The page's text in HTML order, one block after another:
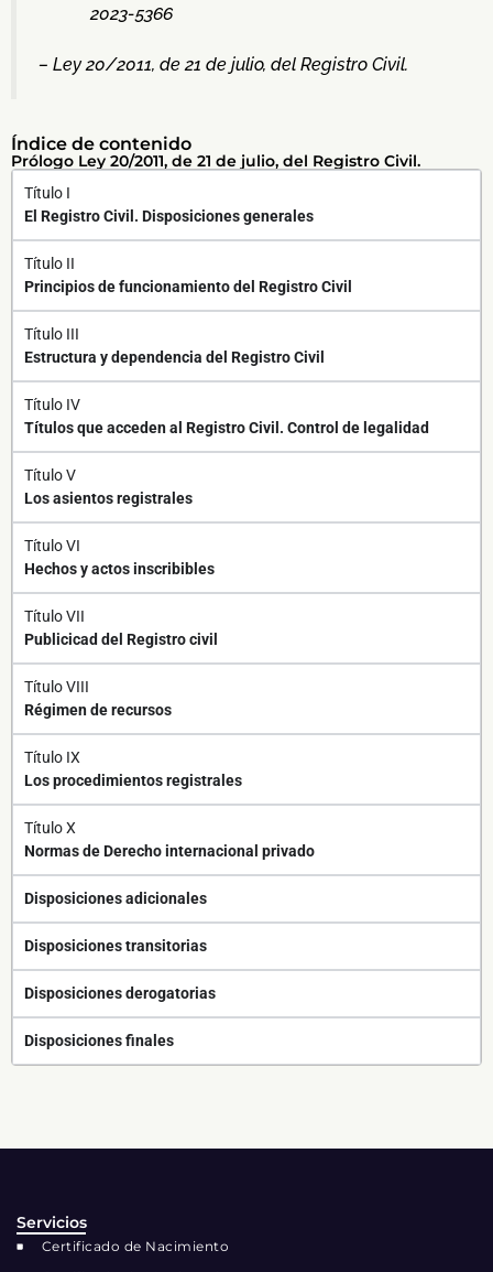
2023-5366
– Ley 20/2011, de 21 de julio, del Registro Civil.
Índice de contenido
Prólogo Ley 20/2011, de 21 de julio, del Registro Civil.
Título I
El Registro Civil. Disposiciones generales
Título II
Principios de funcionamiento del Registro Civil
Título III
Estructura y dependencia del Registro Civil
Título IV
Títulos que acceden al Registro Civil. Control de legalidad
Título V
Los asientos registrales
Título VI
Hechos y actos inscribibles
Título VII
Publicicad del Registro civil
Título VIII
Régimen de recursos
Título IX
Los procedimientos registrales
Título X
Normas de Derecho internacional privado
Disposiciones adicionales
Disposiciones transitorias
Disposiciones derogatorias
Disposiciones finales
Servicios
Certificado de Nacimiento